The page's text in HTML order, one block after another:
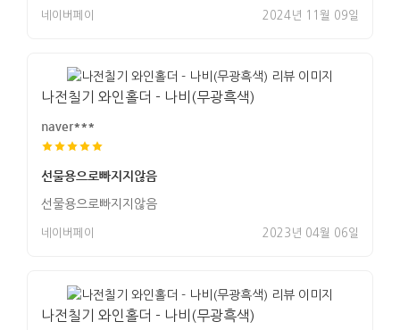
네이버페이 2024년 11월 09일
나전칠기 와인홀더 - 나비(무광흑색)
naver***
선물용으로빠지지않음
선물용으로빠지지않음
네이버페이 2023년 04월 06일
나전칠기 와인홀더 - 나비(무광흑색)